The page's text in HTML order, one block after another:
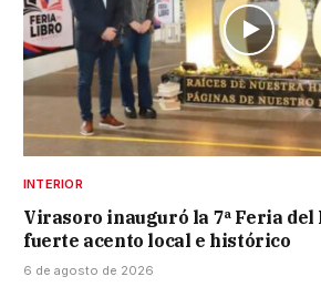
INTERIOR
Virasoro inauguró la 7ª Feria del
fuerte acento local e histórico
6 de agosto de 2026